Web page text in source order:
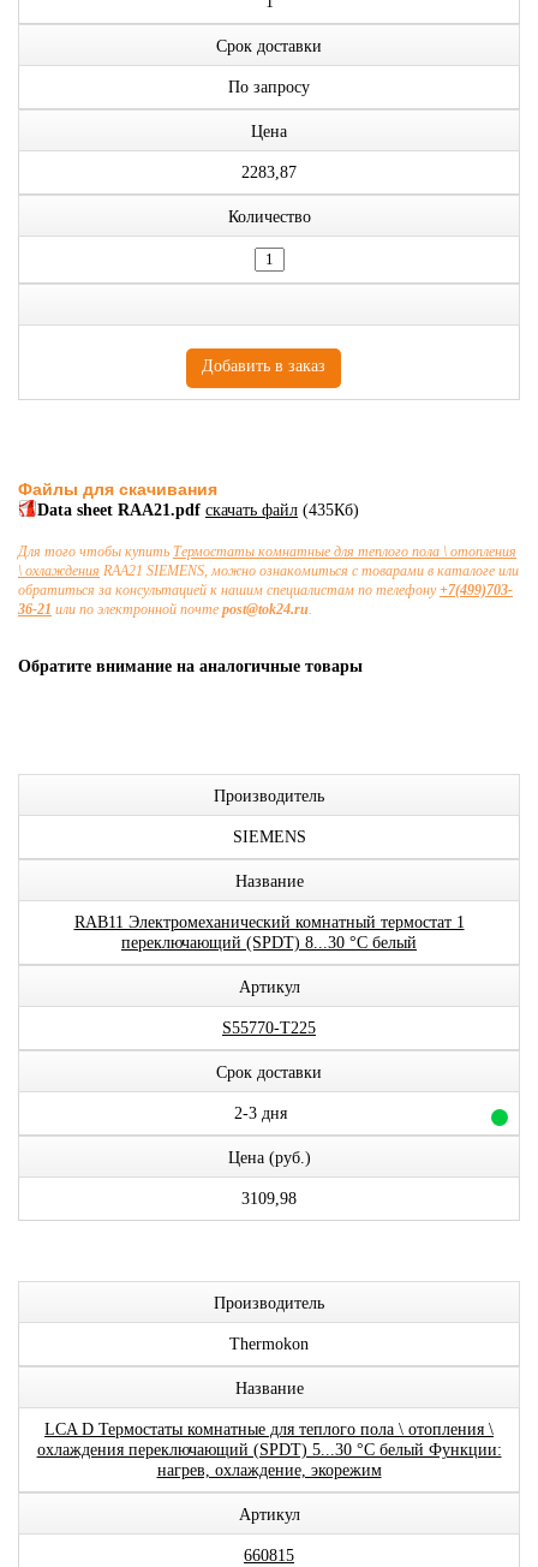
Срок доставки
По запросу
Цена
2283,87
Количество
Файлы для скачивания
Data sheet RAA21.pdf скачать файл (435Кб)
Для того чтобы купить Термостаты комнатные для теплого пола \ отопления
\ охлаждения RAA21 SIEMENS, можно ознакомиться с товарами в каталоге или
обратиться за консультацией к нашим специалистам по телефону+7(499)703-
36-21 или по электронной почте post@tok24.ru.
Обратите внимание на аналогичные товары
Производитель
SIEMENS
Название
RAB11 Электромеханический комнатный термостат 1
переключающий (SPDT) 8...30 °C белый
Артикул
S55770-T225
Срок доставки
2-3 дня
Цена (руб.)
3109,98
Производитель
Thermokon
Название
LCA D Термостаты комнатные для теплого пола \ отопления \
охлаждения переключающий (SPDT) 5...30 °C белый Функции:
нагрев, охлаждение, экорежим
Артикул
660815